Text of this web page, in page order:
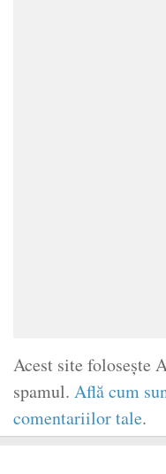
Acest site folosește
spamul. Află cum
comentariilor tale.